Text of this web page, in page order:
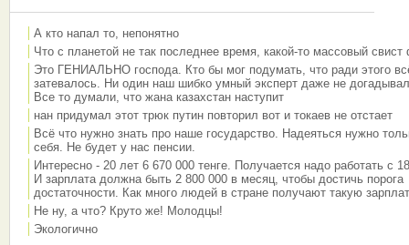
А кто напал то, непонятно
Что с планетой не так последнее время, какой-то массовый свист
Это ГЕНИАЛЬНО господа. Кто бы мог подумать, что ради этого
затевалось. Ни один наш шибко умный эксперт даже не
Все то думали, что жана казахстан наступит
нан придумал этот трюк путин повторил вот и токаев не отстает
Всё что нужно знать про наше государство. Надеяться нужно
себя. Не будет у нас пенсии.
Интересно - 20 лет 6 670 000 тенге. Получается надо работать с
И зарплата должна быть 2 800 000 в месяц, чтобы достичь порога
достаточности. Как много людей в стране получают такую
Не ну, а что? Круто же! Молодцы!
Экологично